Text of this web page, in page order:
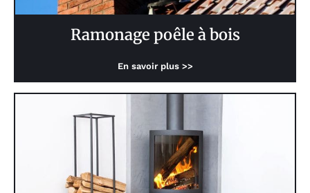
Ramonage poêle à bois
En savoir plus >>